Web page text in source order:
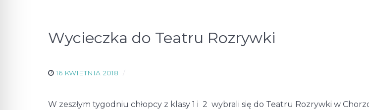
Wycieczka do Teatru Rozrywki
16 KWIETNIA 2018
W zeszłym tygodniu chłopcy z klasy 1 i 2 wybrali się do Teatru Rozrywki w